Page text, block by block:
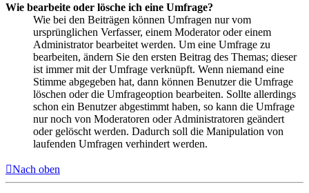
Wie bearbeite oder lösche ich eine Umfrage?
Wie bei den Beiträgen können Umfragen nur vom
ursprünglichen Verfasser, einem Moderator oder einem
Administrator bearbeitet werden. Um eine Umfrage zu
bearbeiten, ändern Sie den ersten Beitrag des Themas; dieser
ist immer mit der Umfrage verknüpft. Wenn niemand eine
Stimme abgegeben hat, dann können Benutzer die Umfrage
löschen oder die Umfrageoption bearbeiten. Sollte allerdings
schon ein Benutzer abgestimmt haben, so kann die Umfrage
nur noch von Moderatoren oder Administratoren geändert
oder gelöscht werden. Dadurch soll die Manipulation von
laufenden Umfragen verhindert werden.
Nach oben